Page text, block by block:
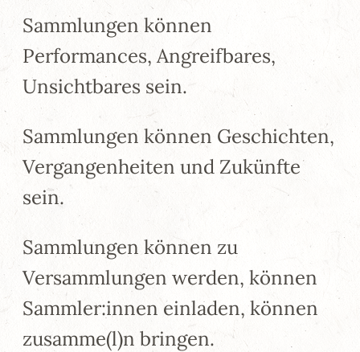
Sammlungen können
Performances, Angreifbares,
Unsichtbares sein.
Sammlungen können Geschichten,
Vergangenheiten und Zukünfte
sein.
Sammlungen können zu
Versammlungen werden, können
Sammler:innen einladen, können
zusamme(l)n bringen.